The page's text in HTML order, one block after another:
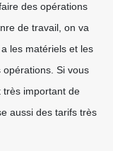
des opérations
de travail, on va
les matériels et les
Si vous
très important de
aussi des tarifs très